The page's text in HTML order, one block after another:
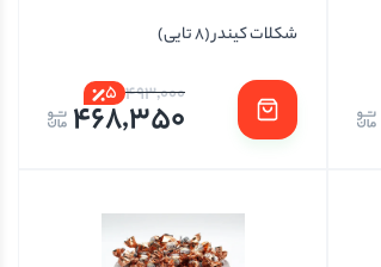
شکلات کیندر (۸ تایی)
5 493,000
468,350